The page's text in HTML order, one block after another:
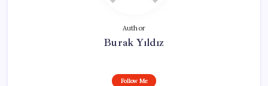
Author
Burak Yıldız
Follow Me